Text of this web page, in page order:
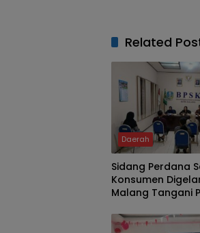
Related
Daerah
Sidang Perdana
Konsumen
Malang Tangani
Majusari